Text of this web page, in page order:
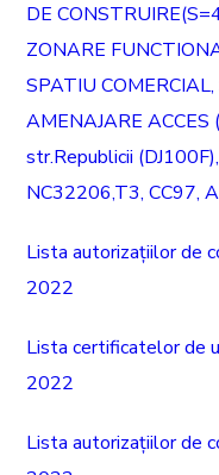
DE
ZONARE
SPATIU
AMENAJARE ACCES
str.Republicii
NC32206,T3, CC97,
Lista autorizațiilor de
2022
Lista certificatelor de
2022
Lista autorizațiilor de